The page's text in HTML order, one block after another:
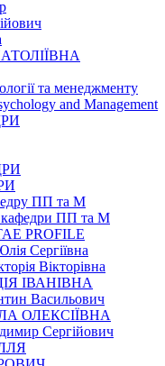
та менеджменту
and Management
ПП та М
кафедри ПП та М
PROFILE
Сергіївна
Вікторівна
ІВАНІВНА
Васильович
ОЛЕКСІЇВНА
Сергійович